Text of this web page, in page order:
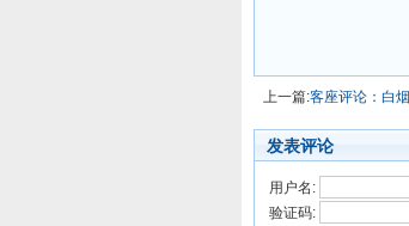
上一篇:客座评论：白
发表评论
用户名:
验证码: